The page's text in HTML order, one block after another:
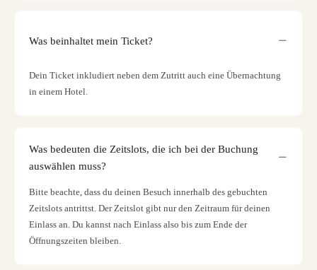
Was beinhaltet mein Ticket?
Dein Ticket inkludiert neben dem Zutritt auch eine Übernachtung
in einem Hotel.
Was bedeuten die Zeitslots, die ich bei der Buchung
auswählen muss?
Bitte beachte, dass du deinen Besuch innerhalb des gebuchten
Zeitslots antrittst. Der Zeitslot gibt nur den Zeitraum für deinen
Einlass an. Du kannst nach Einlass also bis zum Ende der
Öffnungszeiten bleiben.